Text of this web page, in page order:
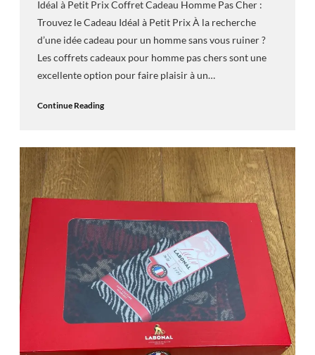
Idéal à Petit Prix Coffret Cadeau Homme Pas Cher :
Trouvez le Cadeau Idéal à Petit Prix À la recherche
d’une idée cadeau pour un homme sans vous ruiner ?
Les coffrets cadeaux pour homme pas chers sont une
excellente option pour faire plaisir à un…
Continue Reading